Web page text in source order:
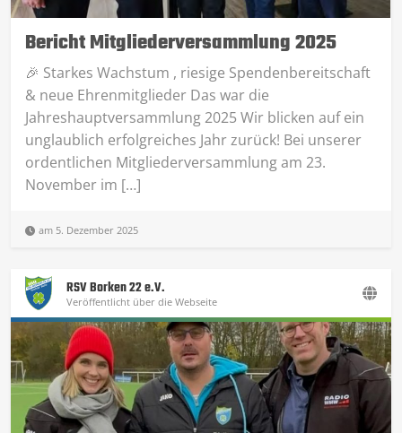
Bericht Mitgliederversammlung 2025
🎉 Starkes Wachstum , riesige Spendenbereitschaft
& neue Ehrenmitglieder Das war die
Jahreshauptversammlung 2025 Wir blicken auf ein
unglaublich erfolgreiches Jahr zurück! Bei unserer
ordentlichen Mitgliederversammlung am 23.
November im […]
am 5. Dezember 2025
RSV Borken 22 e.V.
Veröffentlicht über die Webseite